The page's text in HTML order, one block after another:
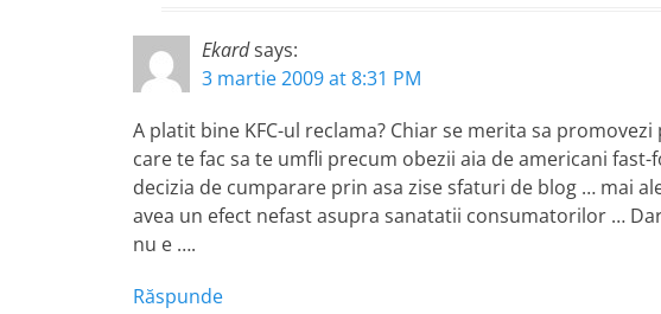
Ekardsays:
3 martie 2009 at 8:31 PM
A platit bine KFC-ul reclama? Chiar se merita sa
care te fac sa te umfli precum obezii aia de americani
decizia de cumparare prin asa zise sfaturi de blog … mai
avea un efect nefast asupra sanatatii consumatorilor …
nu e ….
Răspunde